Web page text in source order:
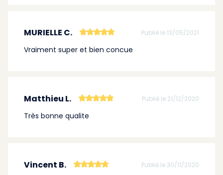
MURIELLE C. Publié le 13/05/2021
Vraiment super et bien concue
Matthieu L. Publié le 21/12/2020
Très bonne qualite
Vincent B. Publié le 30/11/2020